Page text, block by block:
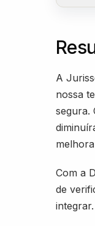
A
nossa
segura.
Com a
de
integrar.